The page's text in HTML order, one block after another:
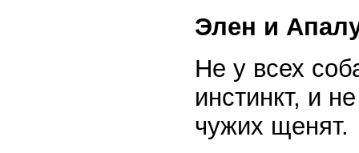
Элен и
Не у всех
инстинкт, и
чужих щенят.